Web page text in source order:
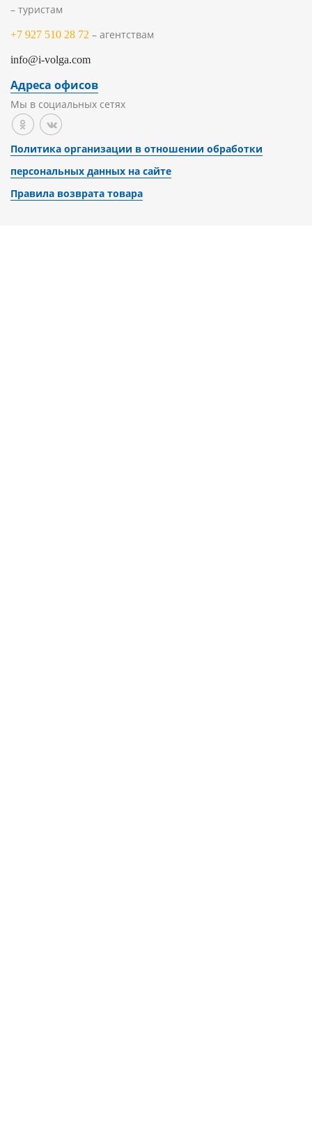
– туристам
+7 927 510 28 72 – агентствам
info@i-volga.com
Адреса офисов
Мы в социальных сетях
Политика организации в отношении обработки
персональных данных на сайте
Правила возврата товара